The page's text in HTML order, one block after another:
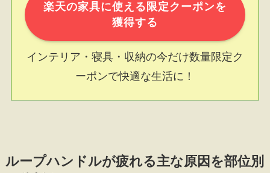
楽天の家具に使える限定クーポンを
獲得する
インテリア・寝具・収納の今だけ数量限定ク
ーポンで快適な生活に！
ループハンドルが疲れる主な原因を部位別